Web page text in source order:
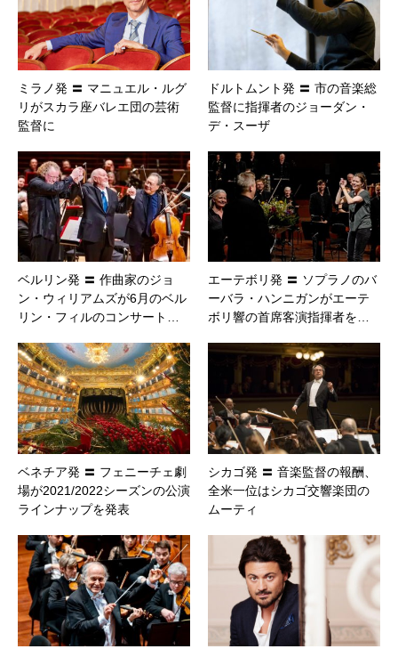
ミラノ発 〓 マニュエル・ルグ
リがスカラ座バレエ団の芸術
監督に
ドルトムント発 〓 市の音楽総
監督に指揮者のジョーダン・
デ・スーザ
ベルリン発 〓 作曲家のジョ
ン・ウィリアムズが6月のベル
リン・フィルのコンサート…
エーテボリ発 〓 ソプラノのバ
ーバラ・ハンニガンがエーテ
ボリ響の首席客演指揮者を…
ベネチア発 〓 フェニーチェ劇
場が2021/2022シーズンの公演
ラインナップを発表
シカゴ発 〓 音楽監督の報酬、
全米一位はシカゴ交響楽団の
ムーティ